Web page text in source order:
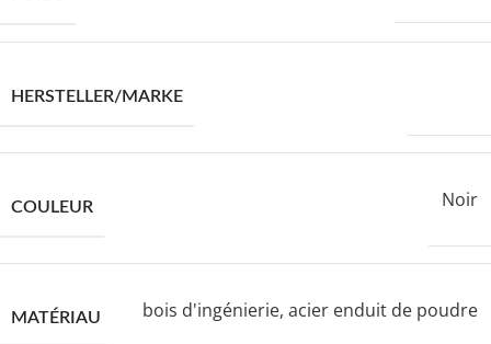
HERSTELLER/MARKE
COULEUR Noir
MATÉRIAU bois d'ingénierie, acier enduit de poudre